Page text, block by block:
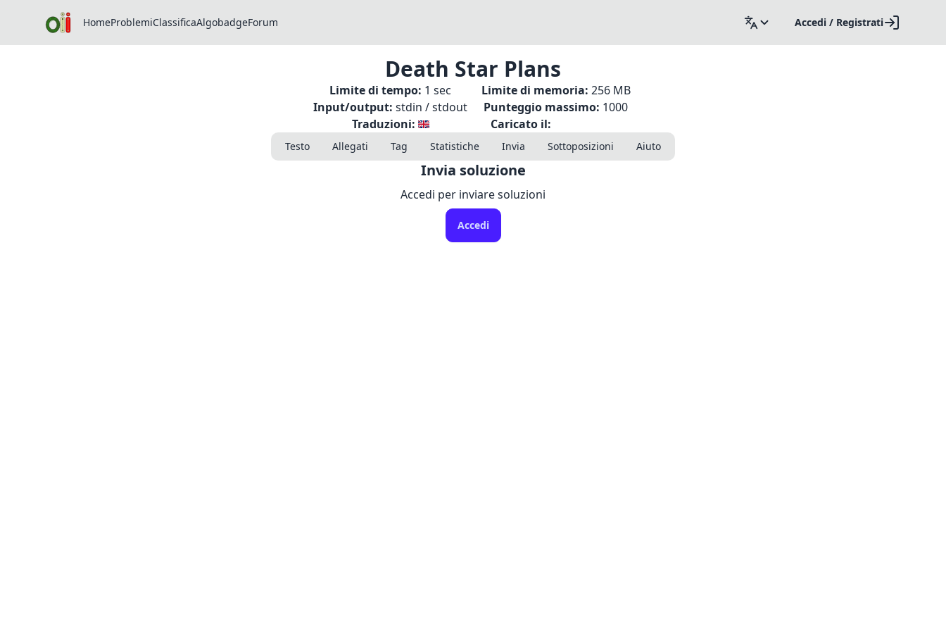
HomeProblemiClassificaAlgobadgeForum Accedi / Registrati
Death Star Plans
Limite di tempo: 1 sec Limite di memoria: 256 MB
Input/output: stdin / stdout Punteggio massimo: 1000
Traduzioni:
Caricato il:
Testo Allegati Tag Statistiche Invia Sottoposizioni Aiuto
Invia soluzione
Accedi per inviare soluzioni
Accedi